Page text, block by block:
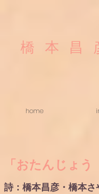
橋本昌
home
「おたんじょ
詩：橋本昌彦・橋